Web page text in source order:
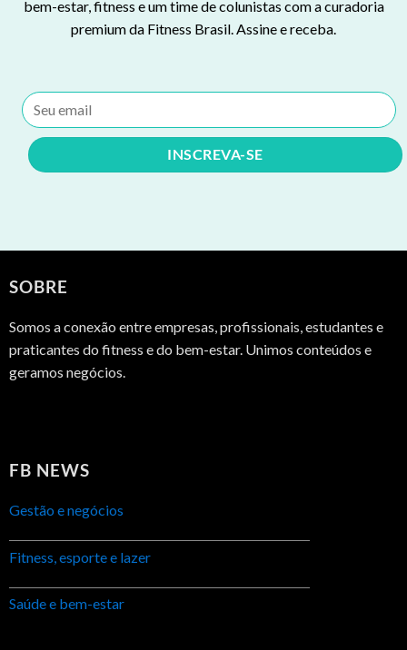
bem-estar, fitness e um time de colunistas com a curadoria
premium da Fitness Brasil. Assine e receba.
SOBRE
Somos a conexão entre empresas, profissionais, estudantes e
praticantes do fitness e do bem-estar. Unimos conteúdos e
geramos negócios.
FB NEWS
Gestão e negócios
Fitness, esporte e lazer
Saúde e bem-estar